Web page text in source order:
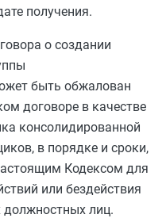
получения.
о создании
быть обжалован
договоре в качестве
консолидированной
в порядке и сроки,
Кодексом для
или бездействия
должностных лиц.